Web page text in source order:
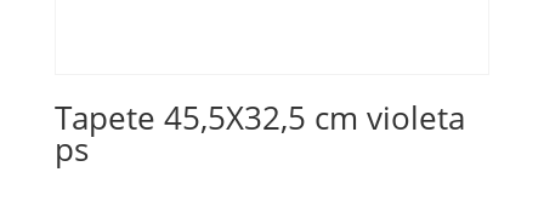
Tapete 45,5X32,5 cm violeta
ps